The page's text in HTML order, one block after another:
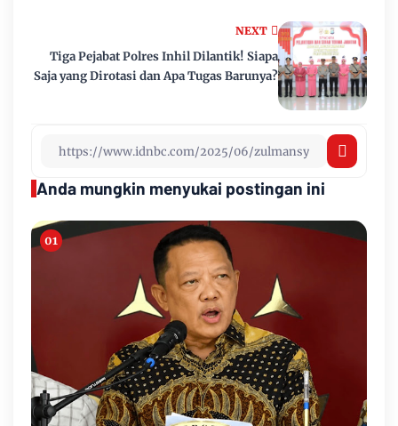
NEXT
Tiga Pejabat Polres Inhil Dilantik! Siapa
Saja yang Dirotasi dan Apa Tugas Barunya?
Anda mungkin menyukai postingan ini